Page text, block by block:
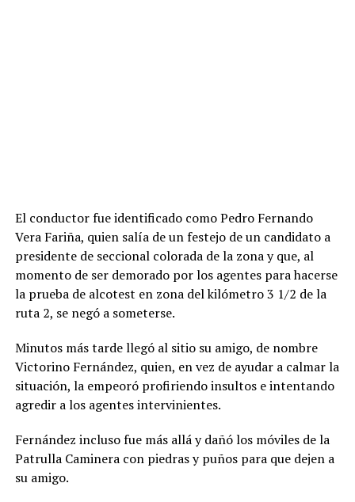
El conductor fue identificado como Pedro Fernando
Vera Fariña, quien salía de un festejo de un candidato a
presidente de seccional colorada de la zona y que, al
momento de ser demorado por los agentes para hacerse
la prueba de alcotest en zona del kilómetro 3 1/2 de la
ruta 2, se negó a someterse.
Minutos más tarde llegó al sitio su amigo, de nombre
Victorino Fernández, quien, en vez de ayudar a calmar la
situación, la empeoró profiriendo insultos e intentando
agredir a los agentes intervinientes.
Fernández incluso fue más allá y dañó los móviles de la
Patrulla Caminera con piedras y puños para que dejen a
su amigo.